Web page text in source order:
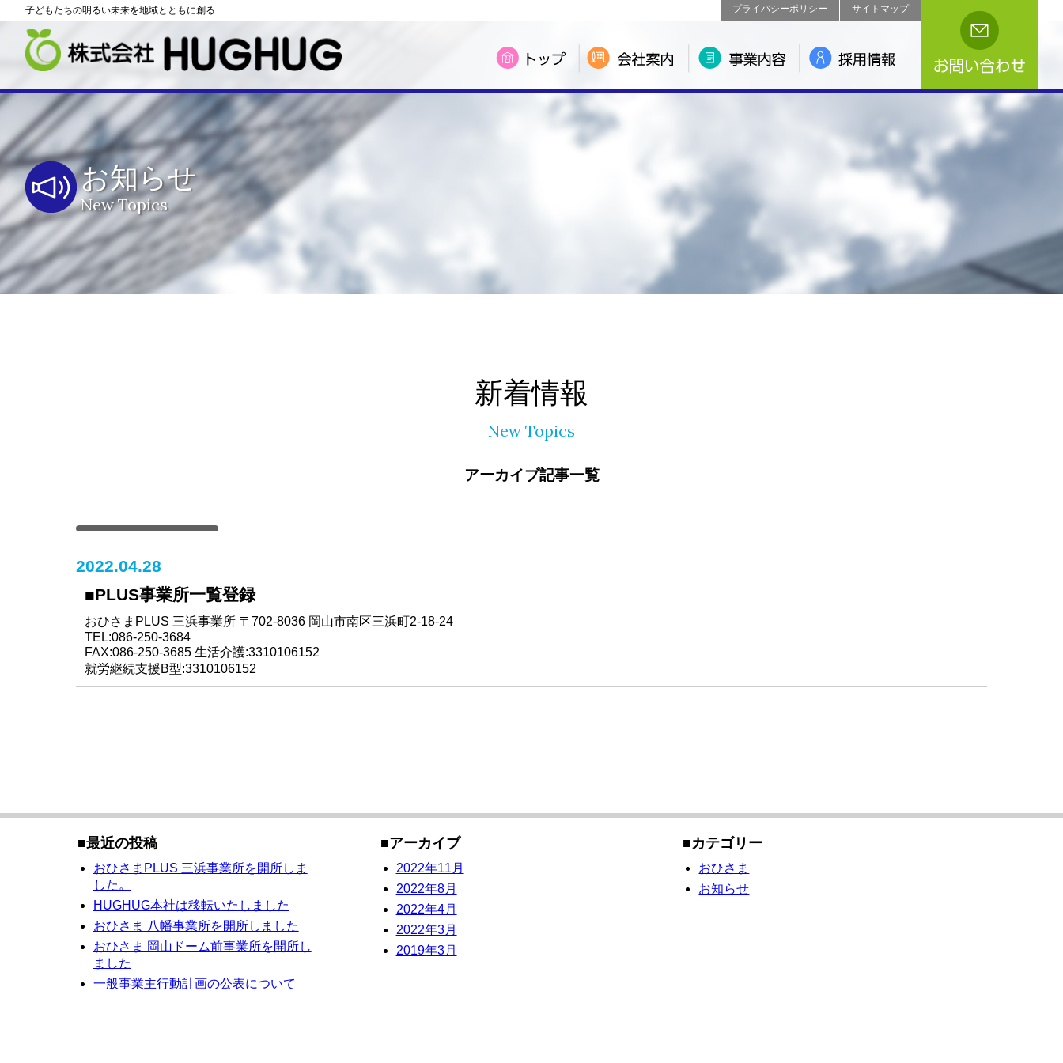
子どもたちの明るい未来を地域とともに創る サイトマップ
プライバシーポリシー
お知らせ
New Topics
新着情報
New Topics
アーカイブ記事一覧
2022.04.28
■PLUS事業所一覧登録
おひさまPLUS 三浜事業所 〒702-8036 岡山市南区三浜町2-18-24
TEL:086-250-3684
FAX:086-250-3685 生活介護:3310106152
就労継続支援B型:3310106152
最近の投稿
おひさまPLUS 三浜事業所を開所しま
した。
HUGHUG本社は移転いたしました
おひさま 八幡事業所を開所しました
おひさま 岡山ドーム前事業所を開所し
ました
一般事業主行動計画の公表について
アーカイブ
2022年11月
2022年8月
2022年4月
2022年3月
2019年3月
カテゴリー
おひさま
お知らせ